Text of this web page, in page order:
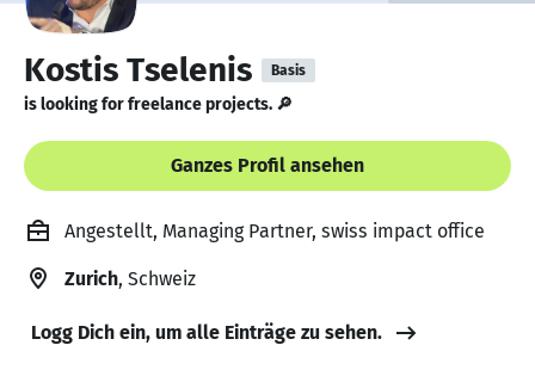
Kostis Tselenis Basis
is looking for freelance projects. 🔎
Ganzes Profil ansehen
Angestellt, Managing Partner, swiss impact office
Zurich, Schweiz
Logg Dich ein, um alle Einträge zu sehen.